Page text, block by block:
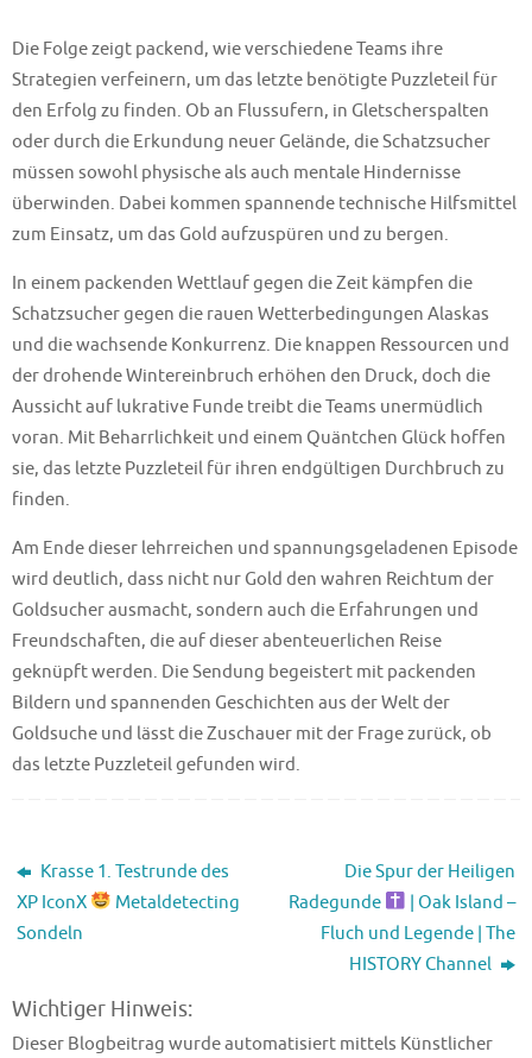
Die Folge zeigt packend, wie verschiedene Teams ihre
Strategien verfeinern, um das letzte benötigte Puzzleteil für
den Erfolg zu finden. Ob an Flussufern, in Gletscherspalten
oder durch die Erkundung neuer Gelände, die Schatzsucher
müssen sowohl physische als auch mentale Hindernisse
überwinden. Dabei kommen spannende technische Hilfsmittel
zum Einsatz, um das Gold aufzuspüren und zu bergen.
In einem packenden Wettlauf gegen die Zeit kämpfen die
Schatzsucher gegen die rauen Wetterbedingungen Alaskas
und die wachsende Konkurrenz. Die knappen Ressourcen und
der drohende Wintereinbruch erhöhen den Druck, doch die
Aussicht auf lukrative Funde treibt die Teams unermüdlich
voran. Mit Beharrlichkeit und einem Quäntchen Glück hoffen
sie, das letzte Puzzleteil für ihren endgültigen Durchbruch zu
finden.
Am Ende dieser lehrreichen und spannungsgeladenen Episode
wird deutlich, dass nicht nur Gold den wahren Reichtum der
Goldsucher ausmacht, sondern auch die Erfahrungen und
Freundschaften, die auf dieser abenteuerlichen Reise
geknüpft werden. Die Sendung begeistert mit packenden
Bildern und spannenden Geschichten aus der Welt der
Goldsuche und lässt die Zuschauer mit der Frage zurück, ob
das letzte Puzzleteil gefunden wird.
Krasse 1. Testrunde des
XP IconX
Metaldetecting
Sondeln
Die Spur der Heiligen
Radegunde
| Oak Island –
Fluch und Legende | The
HISTORY Channel
Wichtiger Hinweis:
Dieser Blogbeitrag wurde automatisiert mittels Künstlicher